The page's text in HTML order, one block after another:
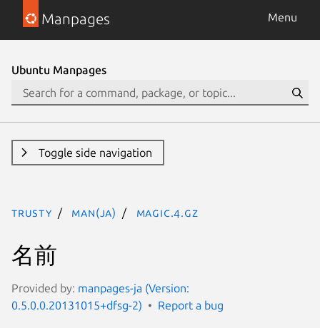
Manpages Menu
Ubuntu Manpages
Toggle side navigation
trusty man(ja) magic.4.gz
名前
Provided by: manpages-ja (Version:
0.5.0.0.20131015+dfsg-2)
Report a bug